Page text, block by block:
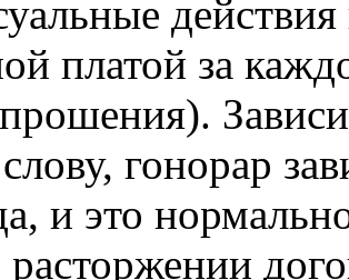
платой за
гонорар
и это